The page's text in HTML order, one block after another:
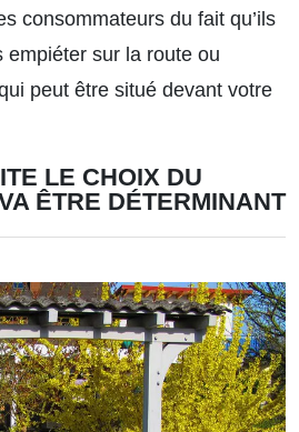
consommateurs du fait qu’ils
empiéter sur la route ou
peut être situé devant votre
LE CHOIX DU
ÊTRE DÉTERMINANT